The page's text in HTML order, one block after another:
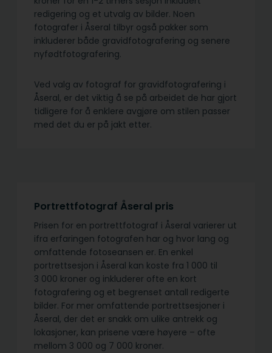
redigering og et utvalg av bilder. Noen
fotografer i Åseral tilbyr også pakker som
inkluderer både gravidfotografering og senere
nyfødtfotografering.
Ved valg av fotograf for gravidfotografering i
Åseral, er det viktig å se på arbeidet de har gjort
tidligere for å enklere avgjøre om stilen passer
med det du er på jakt etter.
Portrettfotograf Åseral pris
Prisen for en portrettfotograf i Åseral varierer ut
ifra erfaringen fotografen har og hvor lang og
omfattende fotoseansen er. En enkel
portrettsesjon i Åseral kan koste fra 1 000 til
3 000 kroner og inkluderer ofte en kort
fotografering og et begrenset antall redigerte
bilder. For mer omfattende portrettsesjoner i
Åseral, der det er snakk om ulike antrekk og
lokasjoner, kan prisene være høyere – ofte
mellom 3 000 og 7 000 kroner.